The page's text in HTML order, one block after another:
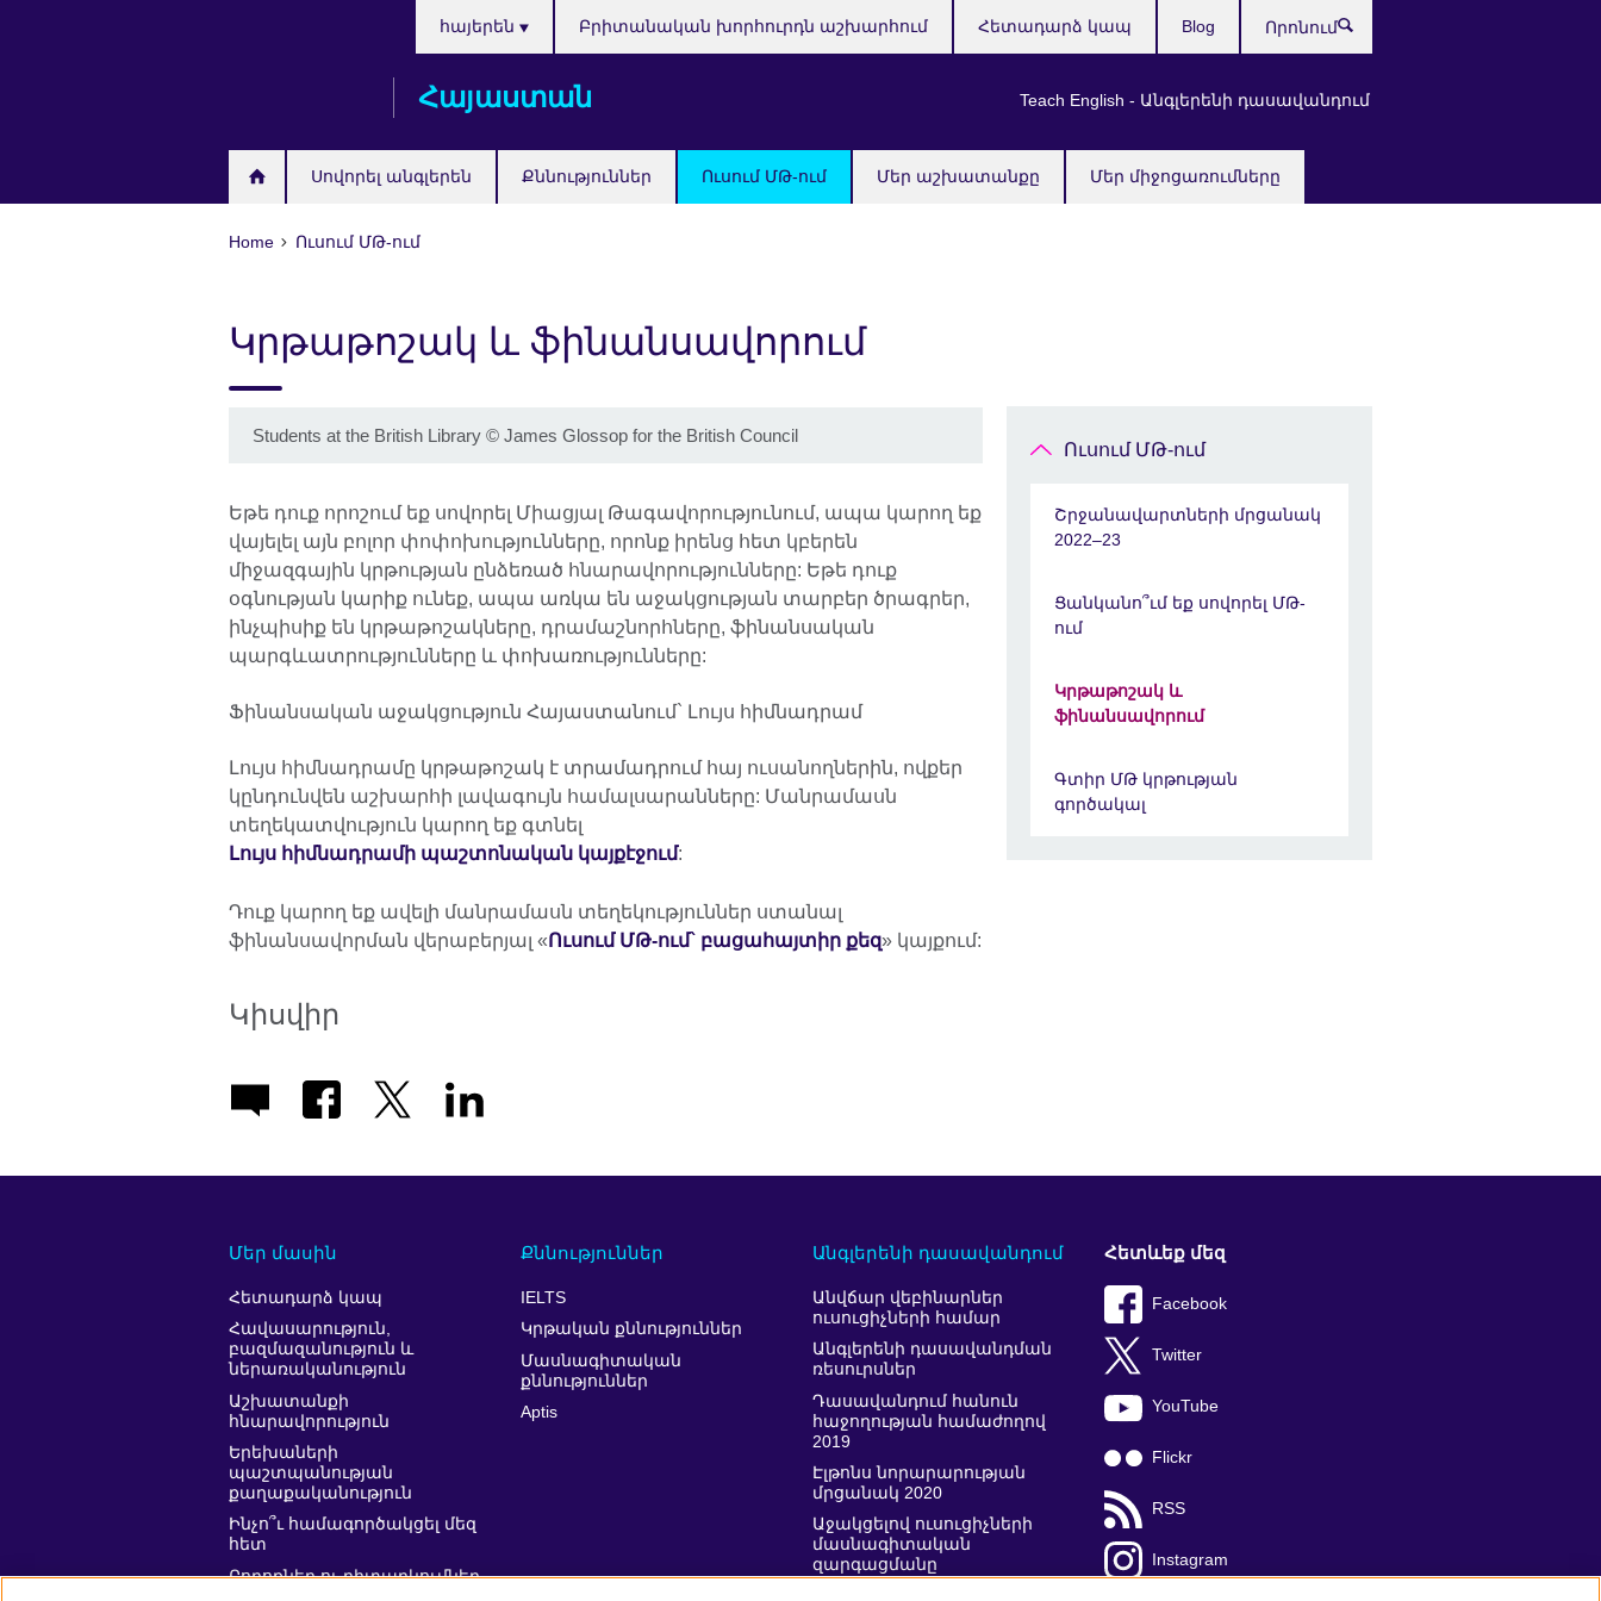
Հայաստան
Սովորել անգլերեն Քննություններ Ուսում ՄԹ-ում Մեր աշխատանքը Մեր միջոցառումները
հայերեն
Teach English - Անգլերենի դասավանդում
Բրիտանական խորհուրդն աշխարհում Հետադարձ կապ Blog
Home Ուսում ՄԹ-ում
Կրթաթոշակ և ֆինանսավորում
Students at the British Library © James Glossop for the British Council
Եթե դուք որոշում եք սովորել Միացյալ Թագավորությունում, ապա կարող եք
վայելել այն բոլոր փոփոխությունները, որոնք իրենց հետ կբերեն
միջազգային կրթության ընձեռած հնարավորությունները: Եթե դուք
օգնության կարիք ունեք, ապա առկա են աջակցության տարբեր ծրագրեր,
ինչպիսիք են կրթաթոշակները, դրամաշնորհները, ֆինանսական
պարգևատրությունները և փոխառությունները:
Ֆինանսական աջակցություն Հայաստանում` Լույս հիմնադրամ
Լույս հիմնադրամը կրթաթոշակ է տրամադրում հայ ուսանողներին, ովքեր
կընդունվեն աշխարհի լավագույն համալսարանները: Մանրամասն
տեղեկատվություն կարող եք գտնել
Լույս հիմնադրամի պաշտոնական կայքէջում:
Դուք կարող եք ավելի մանրամասն տեղեկություններ ստանալ
ֆինանսավորման վերաբերյալ «Ուսում ՄԹ-ում` բացահայտիր քեզ» կայքում:
Կիսվիր
Ուսում ՄԹ-ում
Շրջանավարտների մրցանակ
2022–23
Ցանկանո՞ւմ եք սովորել ՄԹ-
ում
Կրթաթոշակ և
ֆինանսավորում
Գտիր ՄԹ կրթության
գործակալ
Մեր մասին
Հետադարձ կապ
Հավասարություն,
բազմազանություն և
ներառականություն
Աշխատանքի
հնարավորություն
Երեխաների
պաշտպանության
քաղաքականություն
Ինչո՞ւ համագործակցել մեզ
հետ
Բողոքներ ու դիտարկումներ
Քննություններ
IELTS
Կրթական քննություններ
Մասնագիտական
քննություններ
Aptis
Անգլերենի դասավանդում
Անվճար վեբինարներ
ուսուցիչների համար
Անգլերենի դասավանդման
ռեսուրսներ
Դասավանդում հանուն
հաջողության համաժողով
2019
Էլթոնս նորարարության
մրցանակ 2020
Աջակցելով ուսուցիչների
մասնագիտական
զարգացմանը
Հետևեք մեզ
Facebook
Twitter
YouTube
Flickr
RSS
Instagram